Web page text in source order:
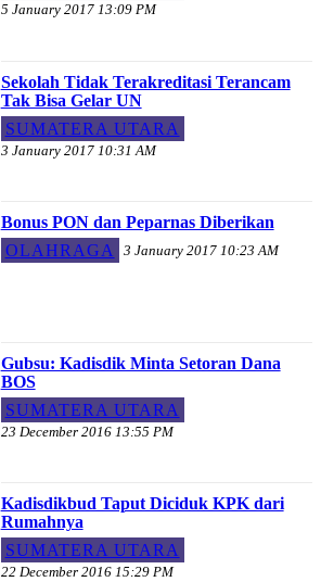
5 January 2017 13:09 PM
Sekolah Tidak Terakreditasi Terancam
Tak Bisa Gelar UN
SUMATERA UTARA
3 January 2017 10:31 AM
Bonus PON dan Peparnas Diberikan
OLAHRAGA
3 January 2017 10:23 AM
Gubsu: Kadisdik Minta Setoran Dana
BOS
SUMATERA UTARA
23 December 2016 13:55 PM
Kadisdikbud Taput Diciduk KPK dari
Rumahnya
SUMATERA UTARA
22 December 2016 15:29 PM